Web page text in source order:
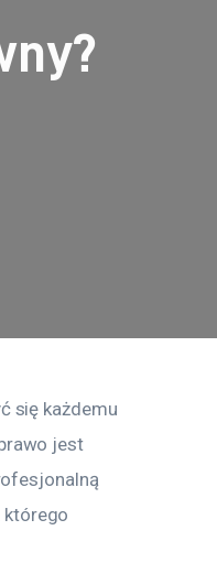
się każdemu
jest
którego